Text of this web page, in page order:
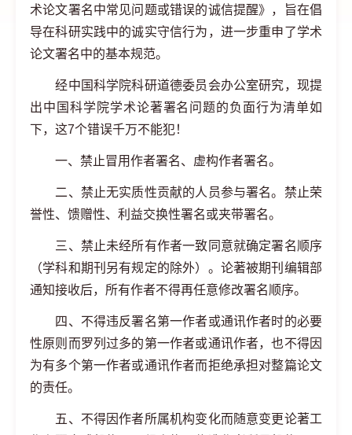
术论文署名中常见问题或错误的诚信提醒》，旨在倡
导在科研实践中的诚实守信行为，进一步重申了学术
论文署名中的基本规范。
经中国科学院科研道德委员会办公室研究，现提
出中国科学院学术论著署名问题的负面行为清单如
下，这7个错误千万不能犯！
一、禁止冒用作者署名、虚构作者署名。
二、禁止无实质性贡献的人员参与署名。禁止荣
誉性、馈赠性、利益交换性署名或夹带署名。
三、禁止未经所有作者一致同意就确定署名顺序
（学科和期刊另有规定的除外）。论著被期刊编辑部
通知接收后，所有作者不得再任意修改署名顺序。
四、不得违反署名第一作者或通讯作者时的必要
性原则而罗列过多的第一作者或通讯作者，也不得因
为有多个第一作者或通讯作者而拒绝承担对整篇论文
的责任。
五、不得因作者所属机构变化而随意变更论著工